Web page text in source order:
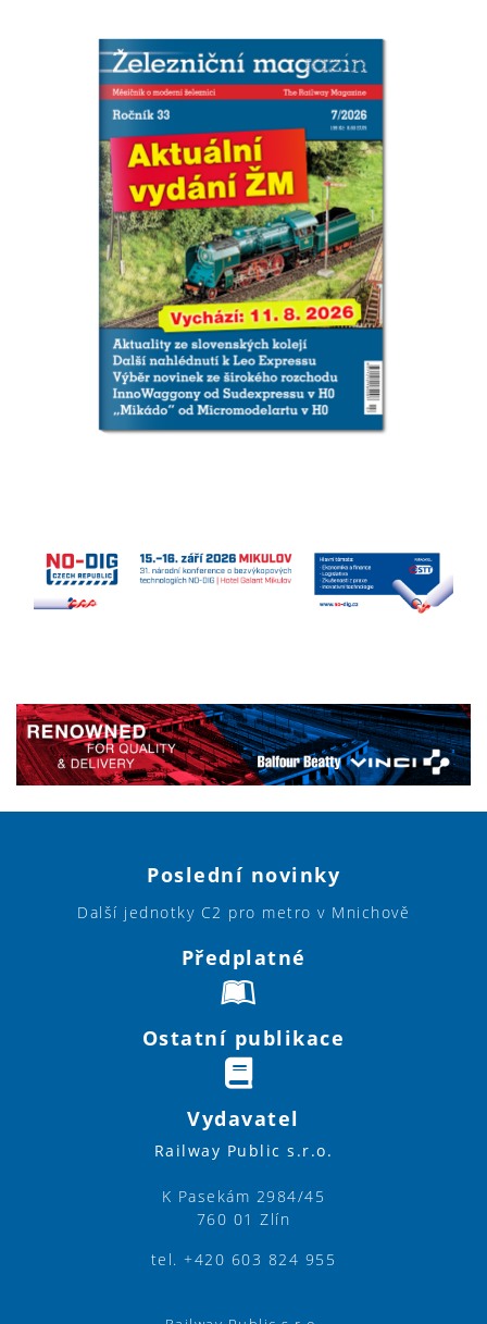
Poslední novinky
Další jednotky C2 pro metro v Mnichově
Předplatné
Ostatní publikace
Vydavatel
Railway Public s.r.o.
K Pasekám 2984/45
760 01 Zlín
tel. +420 603 824 955